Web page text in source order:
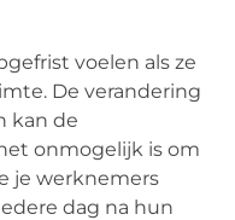
voelen als ze
De verandering
kan de
onmogelijk is om
je werknemers
dag na hun